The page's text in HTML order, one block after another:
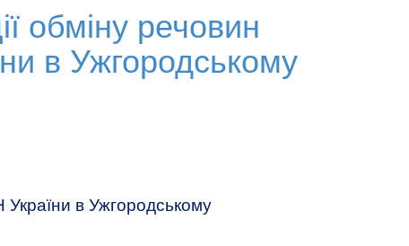
обміну речовин
в Ужгородському
України в Ужгородському